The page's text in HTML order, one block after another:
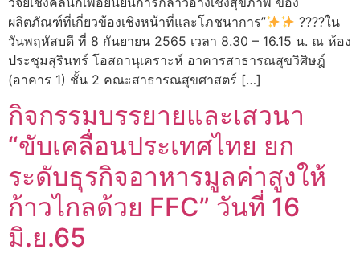
ผลิตภัณฑ์ที่เกี่ยวข้องเชิงหน้าที่และโภชนาการ”
????ใน
วันพฤหัสบดี ที่ 8 กันยายน 2565 เวลา 8.30 – 16.15 น. ณ ห้อง
ประชุมสุรินทร์ โอสถานุเคราะห์ อาคารสาธารณสุขวิศิษฎ์
(อาคาร 1) ชั้น 2 คณะสาธารณสุขศาสตร์ […]
กิจกรรมบรรยายและเสวนา
“ขับเคลื่อนประเทศไทย ยก
ระดับธุรกิจอาหารมูลค่าสูงให้
ก้าวไกลด้วย FFC” วันที่ 16
มิ.ย.65